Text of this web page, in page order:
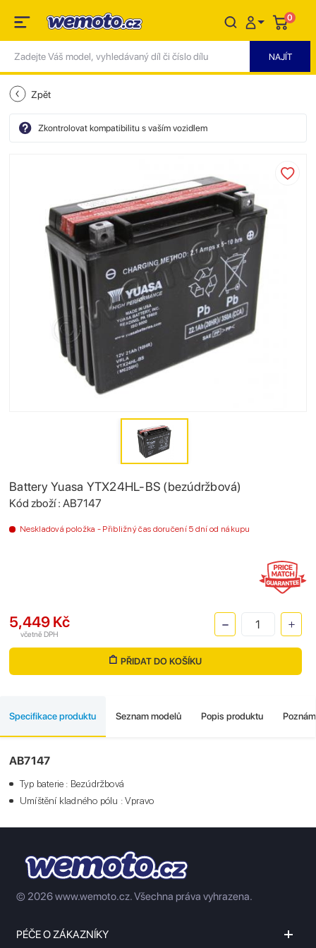
0
Zpět
Zkontrolovat kompatibilitu s vaším vozidlem
Battery Yuasa YTX24HL-BS (bezúdržbová)
Kód zboží : AB7147
Neskladová položka - Přibližný čas doručení 5 dní od nákupu
5,449 Kč
včetně DPH
PŘIDAT DO KOŠÍKU
Specifikace produktu Seznam modelů Popis produktu
AB7147
Typ baterie : Bezúdržbová
Umíštění kladného pólu : Vpravo
© 2026 www.wemoto.cz.Všechna práva vyhrazena.
PÉČE O ZÁKAZNÍKY